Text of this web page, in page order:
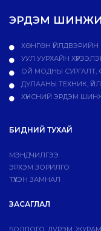
ЭРДЭМ
ХӨНГӨН ҮЙЛДВЭРИЙН
УУЛ УУРХАЙН
ОЙ МОДНЫ СУРГАЛТ,
ДУЛААНЫ ТЕХНИК,
ХҮНСНИЙ ЭРДЭМ
БИДНИЙ ТУХАЙ
МЭНДЧИЛГЭЭ
ЭРХЭМ ЗОРИЛГО
ТҮҮХЭН ЗАМНАЛ
ЗАСАГЛАЛ